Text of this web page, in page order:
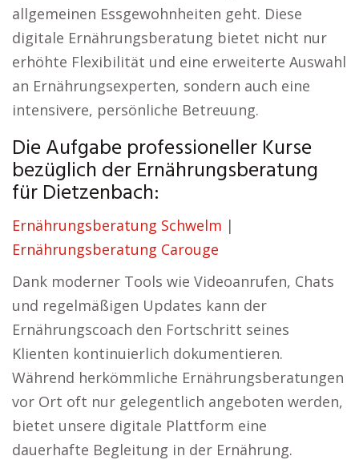
allgemeinen Essgewohnheiten geht. Diese
digitale Ernährungsberatung bietet nicht nur
erhöhte Flexibilität und eine erweiterte Auswahl
an Ernährungsexperten, sondern auch eine
intensivere, persönliche Betreuung.
Die Aufgabe professioneller Kurse
bezüglich der Ernährungsberatung
für Dietzenbach:
Ernährungsberatung Schwelm |
Ernährungsberatung Carouge
Dank moderner Tools wie Videoanrufen, Chats
und regelmäßigen Updates kann der
Ernährungscoach den Fortschritt seines
Klienten kontinuierlich dokumentieren.
Während herkömmliche Ernährungsberatungen
vor Ort oft nur gelegentlich angeboten werden,
bietet unsere digitale Plattform eine
dauerhafte Begleitung in der Ernährung.